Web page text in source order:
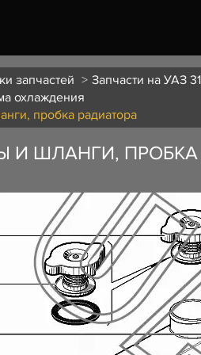
запчастей
Запчасти на УАЗ
охлаждения
пробка радиатора
И ШЛАНГИ, ПРОБКА